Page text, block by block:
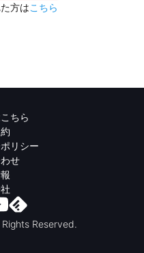
方はこちら
ちら
リシー
せ
Reserved.